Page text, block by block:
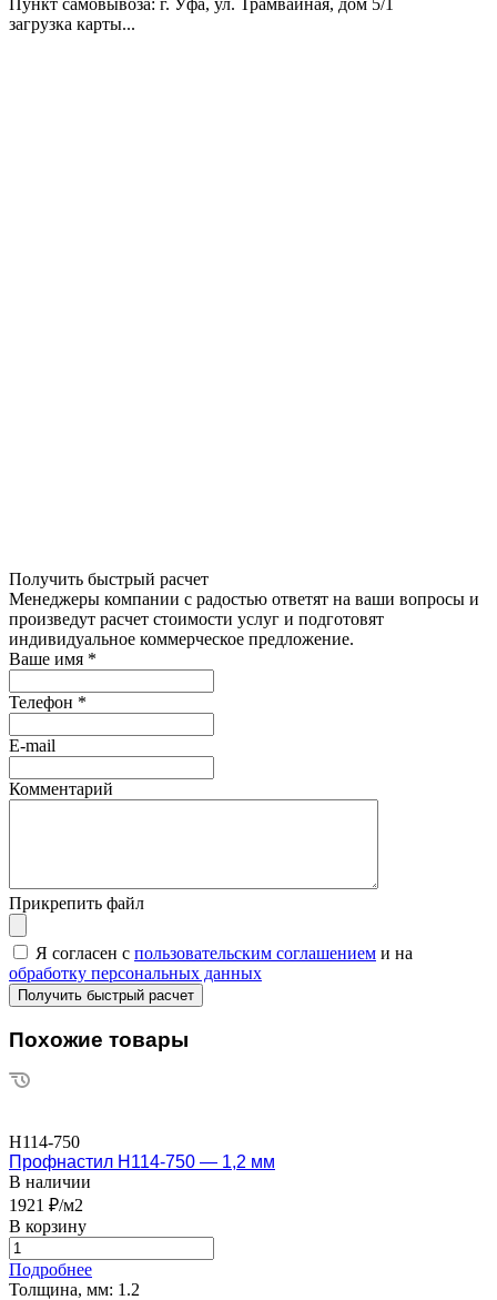
загрузка карты...
Получить быстрый расчет
Менеджеры компании с радостью ответят на ваши вопросы и
произведут расчет стоимости услуг и подготовят
индивидуальное коммерческое предложение.
Ваше имя *
Телефон *
E-mail
Комментарий
Прикрепить файл
Я согласен с пользовательским соглашением и на
обработку персональных данных
Похожие товары
Н114-750
Профнастил Н114-750 — 1,2 мм
В наличии
1921 ₽/м2
В корзину
Подробнее
Толщина, мм: 1.2